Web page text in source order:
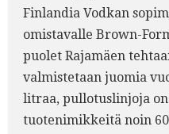
Finlandia Vodkan
omistavalle Brown-
puolet Rajamäen
valmistetaan juomia
litraa, pullotuslinjoja
tuotenimikkeitä noin